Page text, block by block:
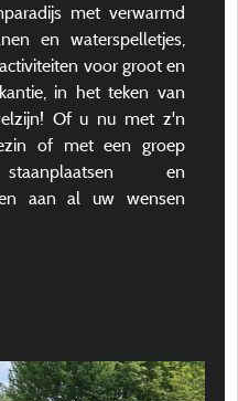
met verwarmd
en waterspelletjes,
voor groot en
in het teken van
Of u nu met z'n
of met een groep
en
aan al uw wensen